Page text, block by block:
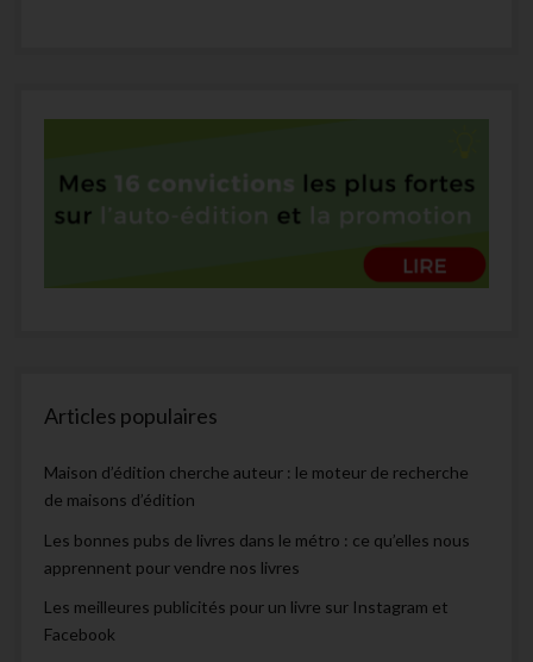
Articles populaires
Maison d’édition cherche auteur : le moteur de recherche
de maisons d’édition
Les bonnes pubs de livres dans le métro : ce qu’elles nous
apprennent pour vendre nos livres
Les meilleures publicités pour un livre sur Instagram et
Facebook